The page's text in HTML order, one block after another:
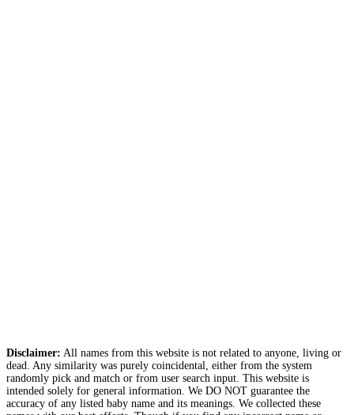
Disclaimer: All names from this website is not related to anyone, living or
dead. Any similarity was purely coincidental, either from the system
randomly pick and match or from user search input. This website is
intended solely for general information. We DO NOT guarantee the
accuracy of any listed baby name and its meanings. We collected these